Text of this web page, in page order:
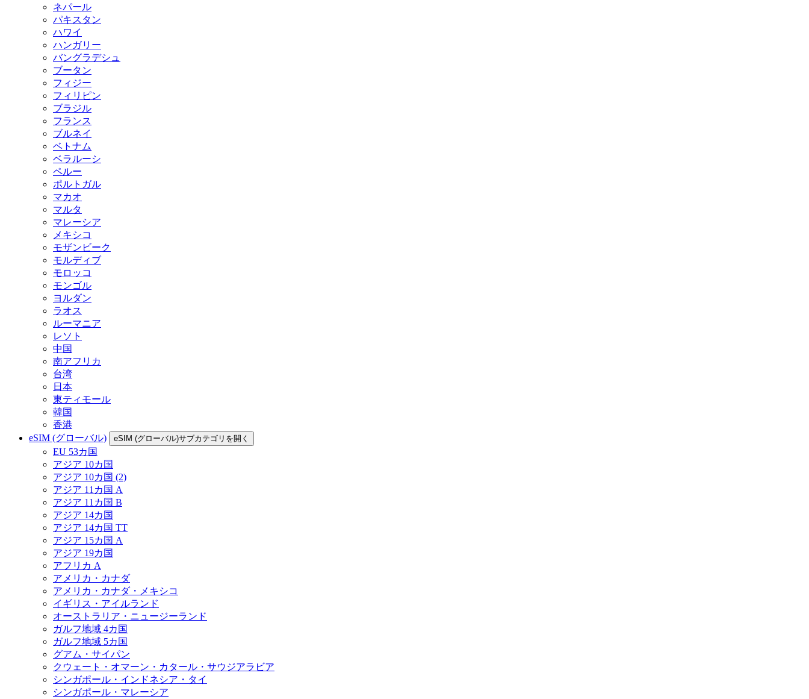
ネパール
パキスタン
ハワイ
ハンガリー
バングラデシュ
ブータン
フィジー
フィリピン
ブラジル
フランス
ブルネイ
ベトナム
ベラルーシ
ペルー
ポルトガル
マカオ
マルタ
マレーシア
メキシコ
モザンビーク
モルディブ
モロッコ
モンゴル
ヨルダン
ラオス
ルーマニア
レソト
中国
南アフリカ
台湾
日本
東ティモール
韓国
香港
eSIM (グローバル)
eSIM (グローバル)サブカテゴリを開く
EU 53カ国
アジア 10カ国
アジア 10カ国 (2)
アジア 11カ国 A
アジア 11カ国 B
アジア 14カ国
アジア 14カ国 TT
アジア 15カ国 A
アジア 19カ国
アフリカ A
アメリカ・カナダ
アメリカ・カナダ・メキシコ
イギリス・アイルランド
オーストラリア・ニュージーランド
ガルフ地域 4カ国
ガルフ地域 5カ国
グアム・サイパン
クウェート・オマーン・カタール・サウジアラビア
シンガポール・インドネシア・タイ
シンガポール・マレーシア